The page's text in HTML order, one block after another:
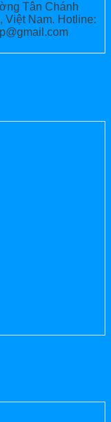
Tân Chánh
Việt Nam. Hotline: